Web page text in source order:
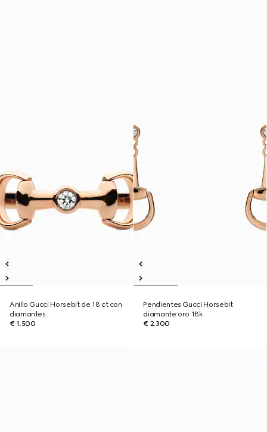
Anillo Gucci Horsebit de 18 ct con
diamantes
€ 1.500
Pendientes Gucci Horsebit
diamante oro 18k
€ 2.300